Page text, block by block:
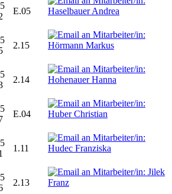
E.05
2.15
2.14
E.04
1.11
2.13